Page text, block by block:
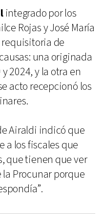
integrado por los
Rojas y José María
requisitoria de
una originada
2024, y la otra en
acto recepcionó los
Airaldi indicó que
a los fiscales que
que tienen que ver
Procunar porque